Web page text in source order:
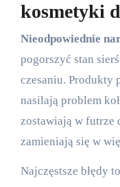
kosmetyki
Nieodpowiednie
pogorszyć stan
czesaniu. Produkty
nasilają problem
zostawiają w futrze
zamieniają się w
Najczęstsze błędy